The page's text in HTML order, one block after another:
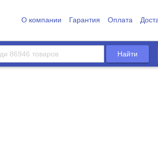
О компании Гарантия Оплата